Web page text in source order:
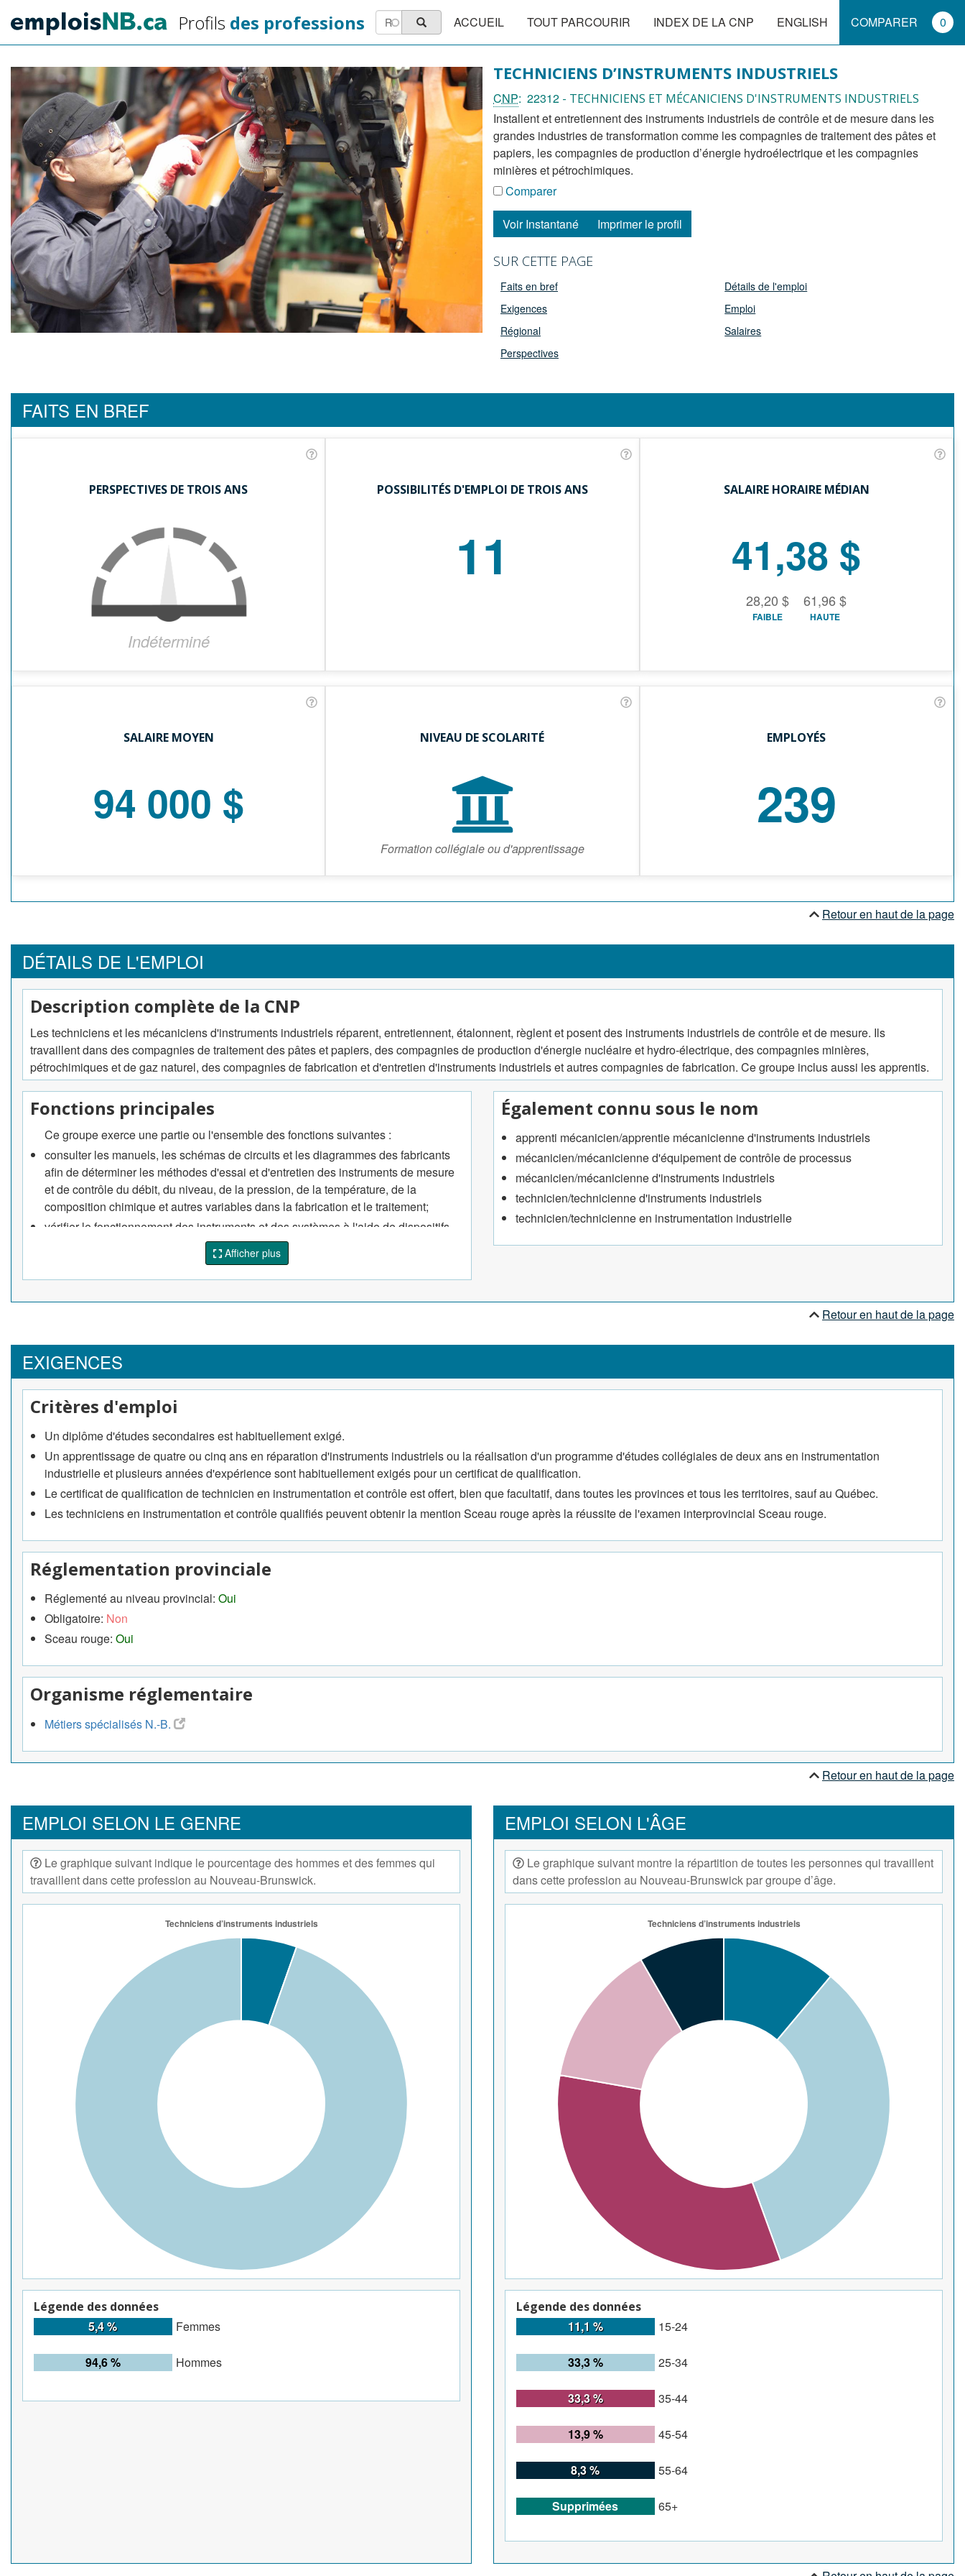
au
contenu
Profils des professions RechercherRechercherMain
navigation
ACCUEIL TOUT PARCOURIR INDEX DE LA CNP ENGLISH COMPARER 0
TECHNICIENS D’INSTRUMENTS INDUSTRIELS
CNP 22312 - TECHNICIENS ET MÉCANICIENS D'INSTRUMENTS INDUSTRIELS
installent et entretiennent des instruments industriels de contrôle et de mesure dans les
grandes industries de transformation comme les compagnies de traitement des pâtes et
papiers, les compagnies de production d’énergie hydroélectrique et les compagnies
minières et pétrochimiques.
Comparer
Voir Instantané
Imprimer le profil
SUR CETTE PAGE
Faits en bref
Détails de l'emploi
Exigences
Emploi
Régional
Salaires
Perspectives
FAITS EN BREF
PERSPECTIVES DE TROIS ANS
Indéterminé
POSSIBILITÉS D'EMPLOI DE TROIS ANS
11
SALAIRE HORAIRE MÉDIAN
41,38 $
28,20 $
FAIBLE
61,96 $
HAUTE
SALAIRE MOYEN
94 000 $
NIVEAU DE SCOLARITÉ
Formation collégiale ou d'apprentissage
EMPLOYÉS
239
Retour en haut de la page
DÉTAILS DE L'EMPLOI
Description complète de la CNP
Les techniciens et les mécaniciens d'instruments industriels réparent, entretiennent, étalonnent, règlent et posent des instruments industriels de contrôle et de mesure. Ils
travaillent dans des compagnies de traitement des pâtes et papiers, des compagnies de production d'énergie nucléaire et hydro-électrique, des compagnies minières,
pétrochimiques et de gaz naturel, des compagnies de fabrication et d'entretien d'instruments industriels et autres compagnies de fabrication. Ce groupe inclus aussi les apprentis.
Fonctions principales
Ce groupe exerce une partie ou l'ensemble des fonctions suivantes :
consulter les manuels, les schémas de circuits et les diagrammes des fabricants
afin de déterminer les méthodes d'essai et d'entretien des instruments de mesure
et de contrôle du débit, du niveau, de la pression, de la température, de la
composition chimique et autres variables dans la fabrication et le traitement;
vérifier le fonctionnement des instruments et des systèmes à l'aide de dispositifs
d'essai pneumatiques, électriques et électroniques et d'instruments de mesure de
précision afin de déceler les anomalies;
réparer et régler les composants du système, comme les détecteurs, les émetteurs
et les contrôleurs logiques programmables, ou enlever et remplacer les pièces
exécuter les travaux d'entretien préventif programmé et remplir des rapports
d'essai et d'entretien;
installer des instruments de contrôle et de mesure sur le matériel neuf ou déjà en
exploitation ainsi que les intégrer aux procédés;
consulter et conseiller les opérateurs de procédés industriels.
Afficher plus
Également connu sous le nom
apprenti mécanicien/apprentie mécanicienne d'instruments industriels
mécanicien/mécanicienne d'équipement de contrôle de processus
mécanicien/mécanicienne d'instruments industriels
technicien/technicienne d'instruments industriels
technicien/technicienne en instrumentation industrielle
Retour en haut de la page
EXIGENCES
Critères d'emploi
Un diplôme d'études secondaires est habituellement exigé.
Un apprentissage de quatre ou cinq ans en réparation d'instruments industriels ou la réalisation d'un programme d'études collégiales de deux ans en instrumentation
industrielle et plusieurs années d'expérience sont habituellement exigés pour un certificat de qualification.
Le certificat de qualification de technicien en instrumentation et contrôle est offert, bien que facultatif, dans toutes les provinces et tous les territoires, sauf au Québec.
Les techniciens en instrumentation et contrôle qualifiés peuvent obtenir la mention Sceau rouge après la réussite de l'examen interprovincial Sceau rouge.
Réglementation provinciale
Réglementé au niveau provincial: Oui
Obligatoire: Non
Sceau rouge: Oui
Organisme réglementaire
Métiers spécialisés N.-B.
Retour en haut de la page
EMPLOI SELON LE GENRE
Le graphique suivant indique le pourcentage des hommes et des femmes qui
travaillent dans cette profession au Nouveau-Brunswick.
Légende des données
5,4 % Femmes
94,6 % Hommes
EMPLOI SELON L'ÂGE
Le graphique suivant montre la répartition de toutes les personnes qui travaillent
dans cette profession au Nouveau-Brunswick par groupe d’âge.
Légende des données
11,1 % 15-24
33,3 % 25-34
33,3 % 35-44
13,9 % 45-54
8,3 % 55-64
Supprimées 65+